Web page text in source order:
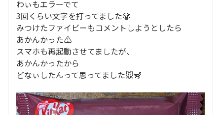
わぃもエラーでて
3回くらい文字を打ってました🧟
みつけたファイビーもコメントしようとしたら
あかんかった⚠️
スマホも再起動させてましたが、
あかんかったから
どなぃしたんって思ってました🐭🦨